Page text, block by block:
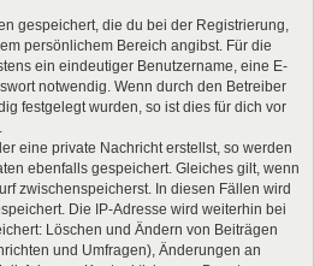
gespeichert, die du bei der Registrierung,
persönlichem Bereich angibst. Für die
ein eindeutiger Benutzername, eine E-
notwendig. Wenn durch den Betreiber
festgelegt wurden, so ist dies für dich vor
eine private Nachricht erstellst, so werden
ebenfalls gespeichert. Gleiches gilt, wenn
zwischenspeicherst. In diesen Fällen wird
Die IP-Adresse wird weiterhin bei
Löschen und Ändern von Beiträgen
und Umfragen), Änderungen an